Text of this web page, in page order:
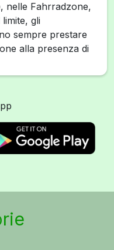
nelle Fahrradzone,
gli
sempre prestare
alla presenza di